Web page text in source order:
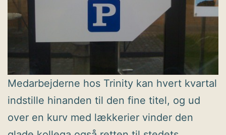
Medarbejderne hos Trinity kan hvert kvartal
indstille hinanden til den fine titel, og ud
over en kurv med lækkerier vinder den